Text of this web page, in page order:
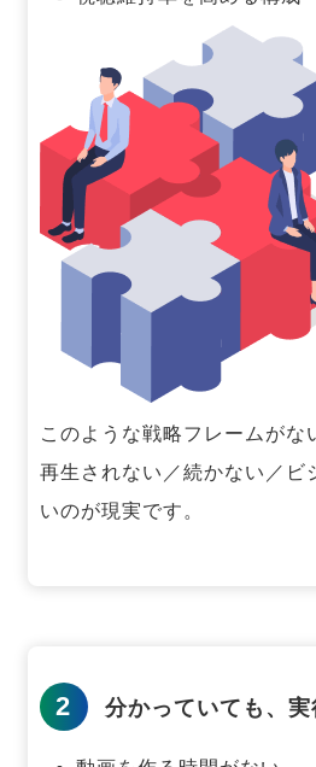
このような戦略フレームがな
再生されない／続かない／ビ
いのが現実です。
2 分かっていても、